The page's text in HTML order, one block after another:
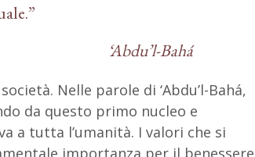
‘Abdu’l-Bahá
Nelle parole di ‘Abdu’l-Bahá,
da questo primo nucleo e
a tutta l’umanità. I valori che si
importanza per il benessere